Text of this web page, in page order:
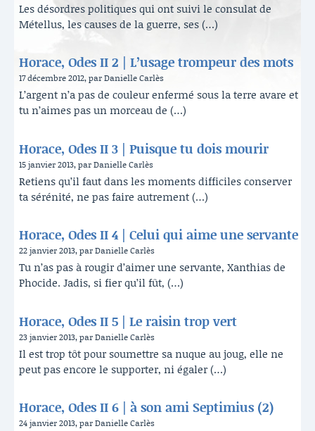
Les désordres politiques qui ont suivi le consulat de
Métellus, les causes de la guerre, ses (…)
Horace, Odes II 2 | L’usage trompeur des mots
17 décembre 2012, par Danielle Carlès
L’argent n’a pas de couleur enfermé sous la terre avare et
tu n’aimes pas un morceau de (…)
Horace, Odes II 3 | Puisque tu dois mourir
15 janvier 2013, par Danielle Carlès
Retiens qu’il faut dans les moments difficiles conserver
ta sérénité, ne pas faire autrement (…)
Horace, Odes II 4 | Celui qui aime une servante
22 janvier 2013, par Danielle Carlès
Tu n’as pas à rougir d’aimer une servante, Xanthias de
Phocide. Jadis, si fier qu’il fût, (…)
Horace, Odes II 5 | Le raisin trop vert
23 janvier 2013, par Danielle Carlès
Il est trop tôt pour soumettre sa nuque au joug, elle ne
peut pas encore le supporter, ni égaler (…)
Horace, Odes II 6 | à son ami Septimius (2)
24 janvier 2013, par Danielle Carlès